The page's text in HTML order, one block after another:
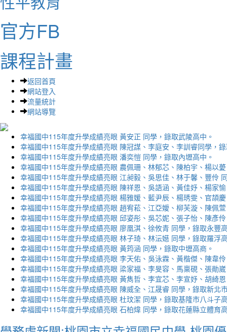
官方FB
課程計畫
返回首頁
網站登入
流量統計
網站導覽
幸福國中115年度升學成績亮眼 黃安正 同學，錄取武陵高中。
幸福國中115年度升學成績亮眼 陳冠謀、李庭安、李訓睿同學，
幸福國中115年度升學成績亮眼 潘奕愷 同學，錄取內壢高中。
幸福國中115年度升學成績亮眼 農佩珊、林郁芯、陳柏宇、楊以
幸福國中115年度升學成績亮眼 江昶毅、吳思佳、林于馨、豐伶
幸福國中115年度升學成績亮眼 陳祥恩、吳語涵、黃佳妤、楊家
幸福國中115年度升學成績亮眼 楊雅媛、藍尹辰、楊琇雯、官頡
幸福國中115年度升學成績亮眼 趙宥菘、江亞嬡、柳芙漩、陳佩
幸福國中115年度升學成績亮眼 邱姿彤、吳芯妮、張子怡、陳彥
幸福國中115年度升學成績亮眼 廖凰淇、徐攸青 同學，錄取永豐
幸福國中115年度升學成績亮眼 林子琦、林沄嬨 同學，錄取羅浮
幸福國中115年度升學成績亮眼 黃筠涵 同學，錄取中壢高商。
幸福國中115年度升學成績亮眼 李天佑、吳泳霖、黃楷傑、陳韋
幸福國中115年度升學成績亮眼 梁家福、李旻容、馬稟硯、張勛
幸福國中115年度升學成績亮眼 黃雋哲、李宜芯、李宣妤、胡綺
幸福國中115年度升學成績亮眼 陳威全、江晟睿 同學，錄取新北
幸福國中115年度升學成績亮眼 杜玟潔 同學，錄取基隆市八斗子
幸福國中115年度升學成績亮眼 石柏煒 同學，錄取花蓮縣立體育